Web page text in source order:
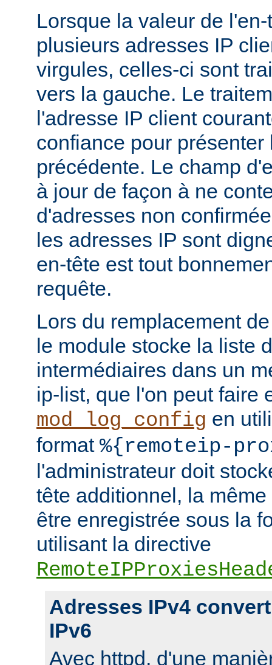
Lorsque la valeur de
plusieurs adresses IP
virgules, celles-ci sont
vers la gauche. Le
l'adresse IP client
confiance pour présenter
précédente. Le champ
à jour de façon à ne
d'adresses non
les adresses IP sont
en-tête est tout
requête.
Lors du remplacement
le module stocke la liste
intermédiaires dans un
ip-list, que l'on peut faire
mod_log_config en
format %{remoteip-
l'administrateur doit
tête additionnel, la
être enregistrée sous la
utilisant la directive
Adresses IPv4
IPv6
Avec httpd, d'une